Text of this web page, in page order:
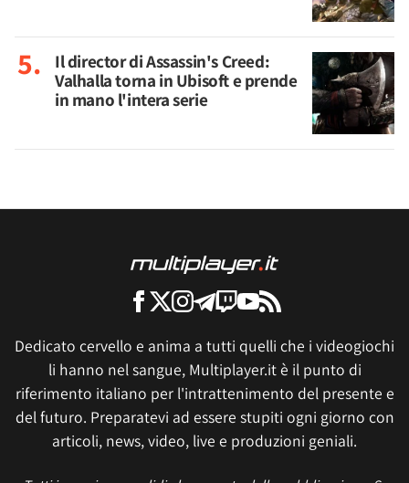
Il director di Assassin's Creed:
Valhalla torna in Ubisoft e prende
in mano l'intera serie
Dedicato cervello e anima a tutti quelli che i videogiochi
li hanno nel sangue, Multiplayer.it è il punto di
riferimento italiano per l'intrattenimento del presente e
del futuro. Preparatevi ad essere stupiti ogni giorno con
articoli, news, video, live e produzioni geniali.